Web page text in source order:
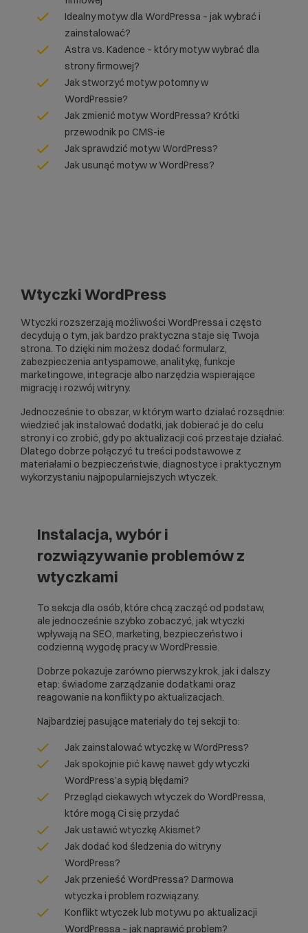
Idealny motyw dla WordPressa – jak wybrać i
zainstalować?
Astra vs. Kadence – który motyw wybrać dla
strony firmowej?
Jak stworzyć motyw potomny w
WordPressie?
Jak zmienić motyw WordPressa? Krótki
przewodnik po CMS-ie
Jak sprawdzić motyw WordPress?
Jak usunąć motyw w WordPress?
Wtyczki WordPress
Wtyczki rozszerzają możliwości WordPressa i często
decydują o tym, jak bardzo praktyczna staje się Twoja
strona. To dzięki nim możesz dodać formularz,
zabezpieczenia antyspamowe, analitykę, funkcje
marketingowe, integracje albo narzędzia wspierające
migrację i rozwój witryny.
Jednocześnie to obszar, w którym warto działać rozsądnie:
wiedzieć jak instalować dodatki, jak dobierać je do celu
strony i co zrobić, gdy po aktualizacji coś przestaje działać.
Dlatego dobrze połączyć tu treści podstawowe z
materiałami o bezpieczeństwie, diagnostyce i praktycznym
wykorzystaniu najpopularniejszych wtyczek.
Instalacja, wybór i
rozwiązywanie problemów z
wtyczkami
To sekcja dla osób, które chcą zacząć od podstaw,
ale jednocześnie szybko zobaczyć, jak wtyczki
wpływają na SEO, marketing, bezpieczeństwo i
codzienną wygodę pracy w WordPressie.
Dobrze pokazuje zarówno pierwszy krok, jak i dalszy
etap: świadome zarządzanie dodatkami oraz
reagowanie na konflikty po aktualizacjach.
Najbardziej pasujące materiały do tej sekcji to:
Jak zainstalować wtyczkę w WordPress?
Jak spokojnie pić kawę nawet gdy wtyczki
WordPress’a sypią błędami?
Przegląd ciekawych wtyczek do WordPressa,
które mogą Ci się przydać
Jak ustawić wtyczkę Akismet?
Jak dodać kod śledzenia do witryny
WordPress?
Jak przenieść WordPressa? Darmowa
wtyczka i problem rozwiązany.
Konflikt wtyczek lub motywu po aktualizacji
WordPressa – jak naprawić problem?